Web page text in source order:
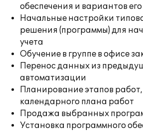
обеспечения и вариантов
Начальные настройки
решения (программы) для
учета
Обучение в группе в офисе
Перенос данных из
автоматизации
Планирование этапов
календарного плана работ
Продажа выбранных
Установка программного